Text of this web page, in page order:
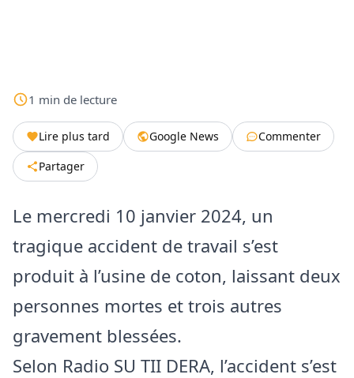
1 min de lecture
Lire plus tard Google News
Commenter
Partager
Le mercredi 10 janvier 2024, un
tragique accident de travail s’est
produit à l’usine de coton, laissant deux
personnes mortes et trois autres
gravement blessées.
Selon Radio SU TII DERA, l’accident s’est